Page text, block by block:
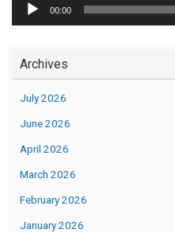
00:00
Archives
July 2026
June 2026
April 2026
March 2026
February 2026
January 2026